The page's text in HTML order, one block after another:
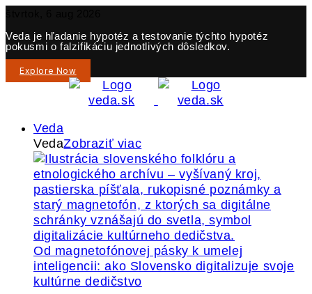
Veda je hľadanie hypotéz a testovanie týchto hypotéz
pokusmi o falzifikáciu jednotlivých dôsledkov.
Explore Now
Veda
VedaZobraziť viac
Od magnetofónovej pásky k umelej
inteligencii: ako Slovensko digitalizuje svoje
kultúrne dedičstvo